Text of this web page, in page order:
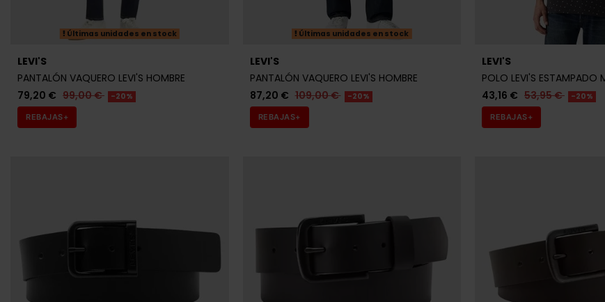
Últimas unidades en stock
LEVI'S
PANTALÓN VAQUERO LEVI'S HOMBRE
79,20 € 99,00 € -20%
REBAJAS+
Últimas unidades en stock
LEVI'S
PANTALÓN VAQUERO LEVI'S HOMBRE
87,20 € 109,00 € -20%
REBAJAS+
LEVI'S
POLO LEVI'S ESTAMPADO
43,16 € 53,95 € -20%
REBAJAS+